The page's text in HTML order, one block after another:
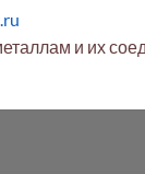
и их